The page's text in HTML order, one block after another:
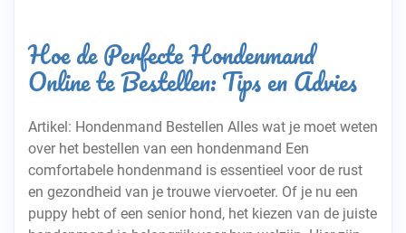
Hoe de Perfecte Hondenmand
Online te Bestellen: Tips en Advies
Artikel: Hondenmand Bestellen Alles wat je moet weten
over het bestellen van een hondenmand Een
comfortabele hondenmand is essentieel voor de rust
en gezondheid van je trouwe viervoeter. Of je nu een
puppy hebt of een senior hond, het kiezen van de juiste